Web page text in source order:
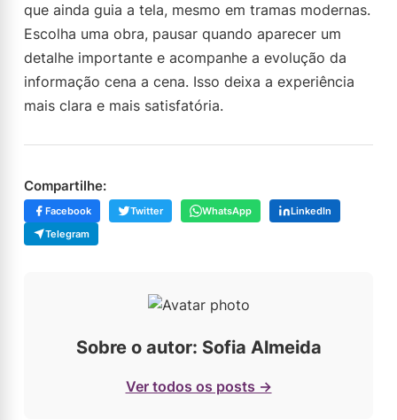
que ainda guia a tela, mesmo em tramas modernas.
Escolha uma obra, pausar quando aparecer um
detalhe importante e acompanhe a evolução da
informação cena a cena. Isso deixa a experiência
mais clara e mais satisfatória.
Compartilhe:
Facebook Twitter WhatsApp
LinkedIn
Telegram
Sobre o autor: Sofia Almeida
Ver todos os posts →